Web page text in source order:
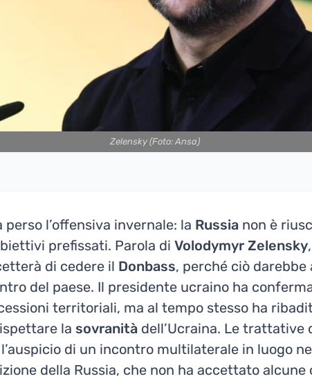
Zelensky (Foto: Ansa)
perso l’offensiva invernale: la Russia non è
prefissati. Parola di Volodymyr Zelensky
di cedere il Donbass, perché ciò darebbe
del paese. Il presidente ucraino ha
territoriali, ma al tempo stesso ha
la sovranità dell’Ucraina. Le trattative
di un incontro multilaterale in luogo
della Russia, che non ha accettato alcune